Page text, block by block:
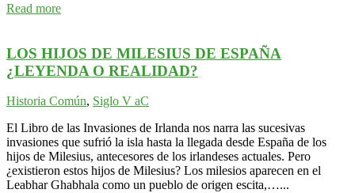
Read more
LOS HIJOS DE MILESIUS DE ESPAÑA
¿LEYENDA O REALIDAD?
Historia Común, Siglo V aC
El Libro de las Invasiones de Irlanda nos narra las sucesivas
invasiones que sufrió la isla hasta la llegada desde España de los
hijos de Milesius, antecesores de los irlandeses actuales. Pero
¿existieron estos hijos de Milesius? Los milesios aparecen en el
Leabhar Ghabhala como un pueblo de origen escita,…...